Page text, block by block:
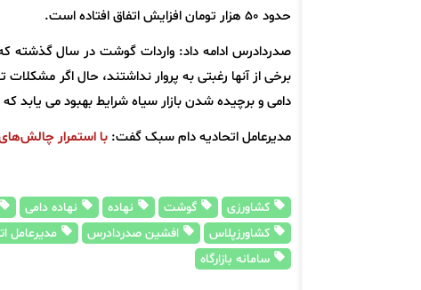
حدود 50 هزار تومان افزایش اتفاق افتاده است.
صدردادرس ادامه داد: واردات گوشت در سال گذشته
برخی از آنها رغبتی به پروار نداشتند، حال اگر مشکلات
دامی و برچیده شدن بازار سیاه شرایط بهبود می یابد
مدیرعامل اتحادیه دام سبک گفت: با استمرار
کشاورزی گوشت نهاده نهاده دامی
کشاورزپلاس
افشین صدردادرس مدیرعامل
سامانه بازارگاه